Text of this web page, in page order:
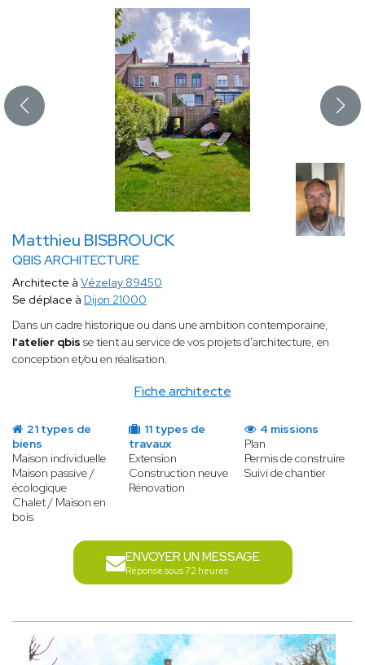
Matthieu BISBROUCK
QBIS ARCHITECTURE
Fiche architecte
Architecte à Vézelay 89450
Se déplace à Dijon 21000
Dans un cadre historique ou dans une ambition contemporaine,
l'atelier qbis se tient au service de vos projets d'architecture, en
conception et/ou en réalisation.
21 types de
biens
Maison individuelle
Maison passive /
écologique
Chalet / Maison en
bois
11 types de
travaux
Extension
Construction neuve
Rénovation
4 missions
Plan
Permis de construire
Suivi de chantier
ENVOYER UN MESSAGE
Réponse sous 72 heures